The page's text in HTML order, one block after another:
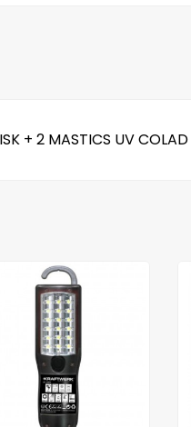
+ 2 MASTICS UV